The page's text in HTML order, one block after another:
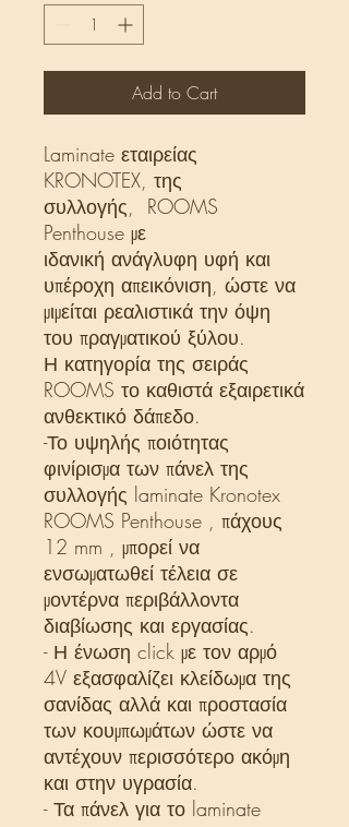
meter
Add to Cart
Laminate εταιρείας
KRONOTEX, της
συλλογής, ROOMS
Penthouse με
ιδανική ανάγλυφη υφή και
υπέροχη απεικόνιση, ώστε να
μιμείται ρεαλιστικά την όψη
του πραγματικού ξύλου.
Η κατηγορία της σειράς
ROOMS το καθιστά εξαιρετικά
ανθεκτικό δάπεδο.
-Το υψηλής ποιότητας
φινίρισμα των πάνελ της
συλλογής laminate Kronotex
ROOMS Penthouse , πάχους
12 mm , μπορεί να
ενσωματωθεί τέλεια σε
μοντέρνα περιβάλλοντα
διαβίωσης και εργασίας.
- Η ένωση click με τον αρμό
4V εξασφαλίζει κλείδωμα της
σανίδας αλλά και προστασία
των κουμπωμάτων ώστε να
αντέχουν περισσότερο ακόμη
και στην υγρασία.
- Τα πάνελ για το laminate